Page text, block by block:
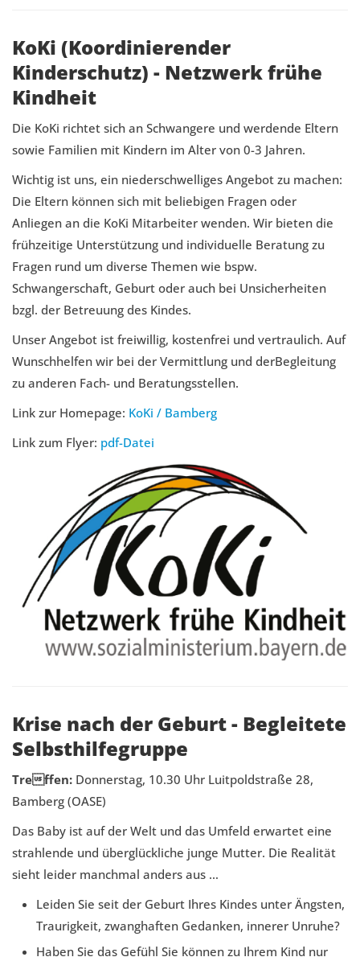
KoKi (Koordinierender
Kinderschutz) - Netzwerk frühe
Kindheit
Die KoKi richtet sich an Schwangere und werdende Eltern
sowie Familien mit Kindern im Alter von 0-3 Jahren.
Wichtig ist uns, ein niederschwelliges Angebot zu machen:
Die Eltern können sich mit beliebigen Fragen oder
Anliegen an die KoKi Mitarbeiter wenden. Wir bieten die
frühzeitige Unterstützung und individuelle Beratung zu
Fragen rund um diverse Themen wie bspw.
Schwangerschaft, Geburt oder auch bei Unsicherheiten
bzgl. der Betreuung des Kindes.
Unser Angebot ist freiwillig, kostenfrei und vertraulich. Auf
Wunschhelfen wir bei der Vermittlung und derBegleitung
zu anderen Fach- und Beratungsstellen.
Link zur Homepage: KoKi / Bamberg
Link zum Flyer: pdf-Datei
Krise nach der Geburt - Begleitete
Selbsthilfegruppe
Treffen: Donnerstag, 10.30 Uhr Luitpoldstraße 28,
Bamberg (OASE)
Das Baby ist auf der Welt und das Umfeld erwartet eine
strahlende und überglückliche junge Mutter. Die Realität
sieht leider manchmal anders aus …
Leiden Sie seit der Geburt Ihres Kindes unter Ängsten,
Traurigkeit, zwanghaften Gedanken, innerer Unruhe?
Haben Sie das Gefühl Sie können zu Ihrem Kind nur